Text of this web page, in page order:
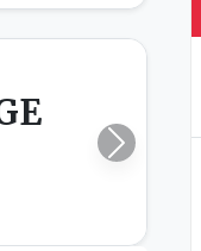
Next